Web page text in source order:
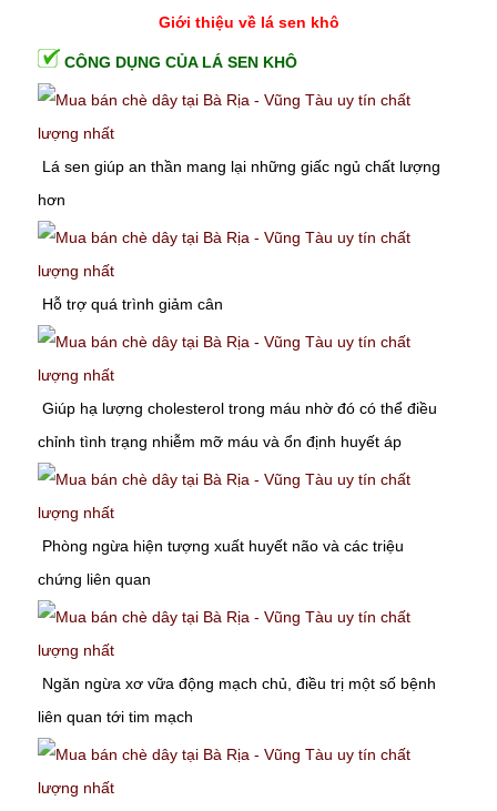
Giới thiệu về lá sen khô
CÔNG DỤNG CỦA LÁ SEN KHÔ
Lá sen giúp an thần mang lại những giấc ngủ chất lượng
hơn
Hỗ trợ quá trình giảm cân
Giúp hạ lượng cholesterol trong máu nhờ đó có thể điều
chỉnh tình trạng nhiễm mỡ máu và ổn định huyết áp
Phòng ngừa hiện tượng xuất huyết não và các triệu
chứng liên quan
Ngăn ngừa xơ vữa động mạch chủ, điều trị một số bệnh
liên quan tới tim mạch